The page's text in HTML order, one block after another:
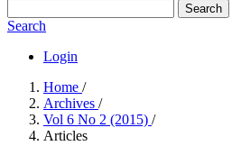
Search
Search
Login
Home /
Archives /
Vol 6 No 2 (2015) /
Articles